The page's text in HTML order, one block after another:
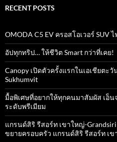
RECENT POSTS
OMODA C5 EV ครอสโอเวอร์ SUV
อัปทุกทริป… ให้ชีวิต Smart กว่าที่เคย!
Canopy เปิดตัวครั้งแรกในเอเชียตะวั
Sukhumvit
มื้อพิเศษที่อยากให้ทุกคนมาสัมผัส เอ็
ระดับพรีเมียม
แกรนด์สิริ​ รีสอร์ท​ เขาใหญ่​-
ขยายครอบครัว แกรนด์สิริ รีสอร์ท เ